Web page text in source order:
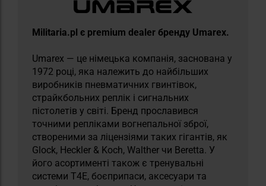
Militaria.pl є premium dealer бренду Umarex.
Umarex — це німецька компанія, заснована у
1972 році, яка належить до найбільших
виробників пневматичних гвинтівок,
страйкбольних реплік і сигнальних
пістолетів у світі. Бренд прославився
точними репліками вогнепальної зброї,
створеними за ліцензіями таких гігантів, як
Glock, Heckler & Koch, Walther чи Beretta. У
його асортименті також є тренувальні
системи T4E, боєприпаси, аксесуари та